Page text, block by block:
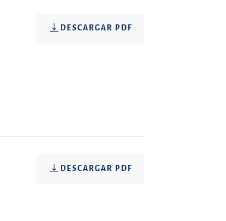
DESCARGAR PDF
DESCARGAR PDF